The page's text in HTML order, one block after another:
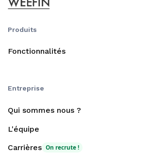
Produits
Fonctionnalités
Entreprise
Qui sommes nous ?
L'équipe
Carrières On recrute !